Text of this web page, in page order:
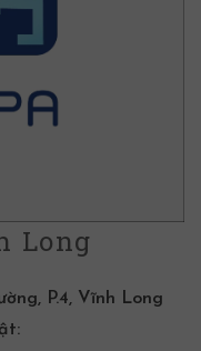
Long
P.4, Vĩnh Long